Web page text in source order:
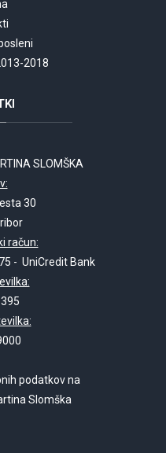
2018
SLOMŠKA
30
račun:
- UniCredit Bank
podatkov na
Slomška